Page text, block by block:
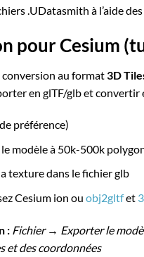
.UDatasmith à l’aide
pour Cesium
conversion au format3D
en glTF/glb et convertir
préférence)
modèle à 50k-500k
texture dans le fichier glb
Cesium ion ou obj2gltfet
: Fichier → Exporter le
et des coordonnées